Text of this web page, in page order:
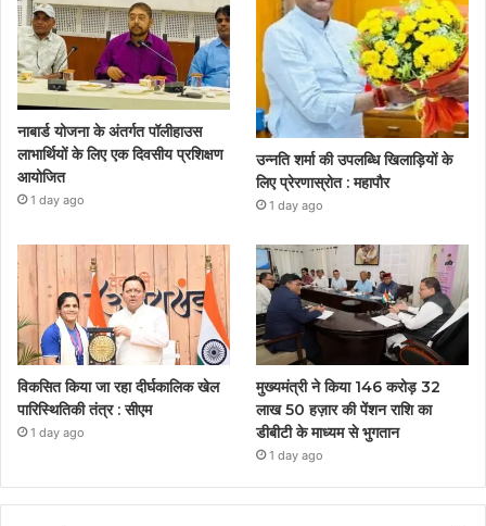
नाबार्ड योजना के अंतर्गत पॉलीहाउस
लाभार्थियों के लिए एक दिवसीय प्रशिक्षण
आयोजित
1 day ago
उन्नति शर्मा की उपलब्धि खिलाड़ियों के
लिए प्रेरणास्रोत : महापौर
1 day ago
विकसित किया जा रहा दीर्घकालिक खेल
पारिस्थितिकी तंत्र : सीएम
1 day ago
मुख्यमंत्री ने किया 146 करोड़ 32
लाख 50 हज़ार की पेंशन राशि का
डीबीटी के माध्यम से भुगतान
1 day ago